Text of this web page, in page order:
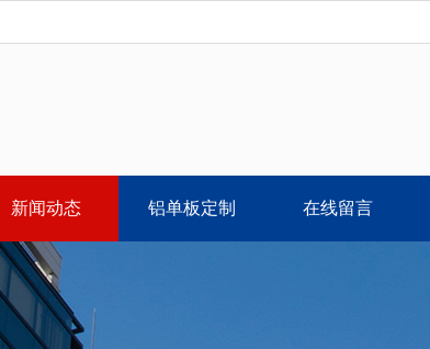
新闻动态 铝单板定制 在线留言